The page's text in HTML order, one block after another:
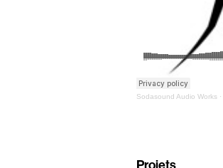
Sodasound Audio Works ·